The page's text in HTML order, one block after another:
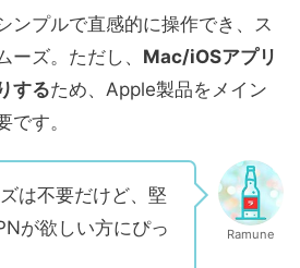
ンプルで直感的に操作でき、ス
ーズ。ただし、 Mac/iOSアプリ
するため、Apple製品をメイン
です。
は不要だけど、堅
が欲しい方にぴっ
Ramune